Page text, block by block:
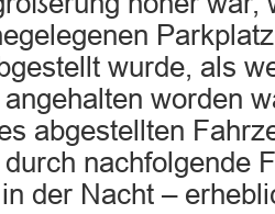
wurde, als
worden
abgestellten
nachfolgende
der Nacht –